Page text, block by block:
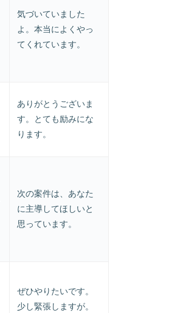
気づいていました
よ。本当によくやっ
てくれています。
ありがとうございま
す。とても励みにな
ります。
次の案件は、あなた
に主導してほしいと
思っています。
ぜひやりたいです。
少し緊張しますが。